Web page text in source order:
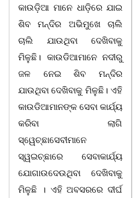
କାଉଡ଼ିଆ ମାନେ ଧାଡ଼ିରେ ଯାଇ
ଶିବ ମନ୍ଦିର ଅଭିମୁଖେ ଚାଲି
ଚାଲି ଯାଉଥିବା ଦେଖିବାକୁ
ମିଳୁଛି। କାଉଡିଆମାନେ ନଦୀରୁ
ଜଳ ନେଇ ଶିବ ମନ୍ଦିର
ଯାଉଥିବା ଦେଖିବାକୁ ମିଳୁଛି। ଏହି
କାଉଡିଆମାନଙ୍କ ସେବା କାର୍ଯ୍ୟ
କରିବା ଲାଗି
ସ୍ୱେଚ୍ଛାସେବୀମାନେ
ସ୍ୱଇଚ୍ଛାରେ ସେବାକାର୍ଯ୍ୟ
ଯୋଗାଉଦେଉଥିବା ଦେଖିବାକୁ
ମିଳୁଛି । ଏହି ଅବସରରେ ଦୀର୍ଘ